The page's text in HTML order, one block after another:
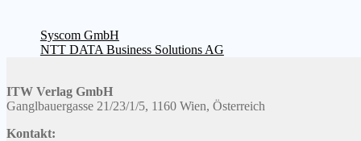
Beitragsnavigation
Vorheriger
Beitrag:
Syscom GmbH
Nächster
NTT DATA Business Solutions AG
ITW Verlag GmbH
Ganglbauergasse 21/23/1/5, 1160 Wien, Österreich
Kontakt: